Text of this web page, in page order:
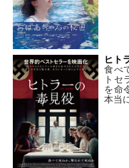
ヒト
食べ
トセ
を命
本当